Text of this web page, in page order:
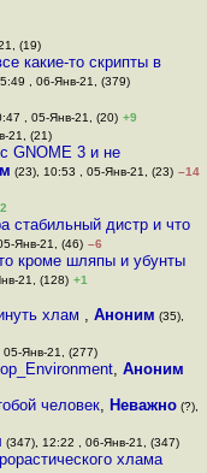
(19)
какие-то скрипты в
, 06-Янв-21, (379)
, 05-Янв-21, (20) +9
21, (21)
GNOME 3 и не
(23), 10:53 , 05-Янв-21, (23) –14
стабильный дистр и что
Янв-21, (46) –6
кроме шляпы и убунты
21, (128) +1
хлам ,Аноним (35),
Янв-21, (277)
, Аноним
человек, Неважно (?),
(347), 12:22 , 06-Янв-21, (347)
хлама